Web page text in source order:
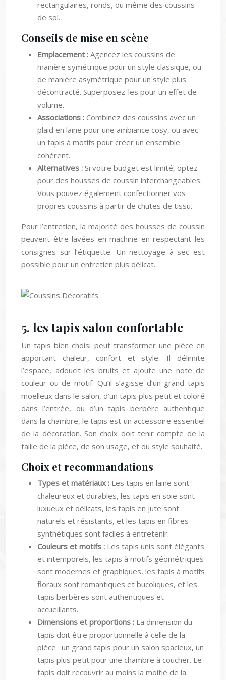
de sol.
manière symétrique pour un style classique, ou
de manière asymétrique pour un style plus
décontracté. Superposez-les pour un effet de
volume.
Associations :
plaid en laine pour une ambiance cosy, ou avec
un tapis à motifs pour créer un ensemble
cohérent.
Alternatives :
pour des housses de coussin interchangeables.
Vous pouvez également confectionner vos
propres coussins à partir de chutes de tissu.
peuvent être lavées en machine en respectant les
consignes sur l’étiquette. Un nettoyage à sec est
possible pour un entretien plus délicat.
5. les tapis salon confortable
Un tapis bien choisi peut transformer une pièce en
apportant chaleur, confort et style. Il délimite
l’espace, adoucit les bruits et ajoute une note de
couleur ou de motif. Qu’il s’agisse d’un grand tapis
moelleux dans le salon, d’un tapis plus petit et coloré
dans l’entrée, ou d’un tapis berbère authentique
dans la chambre, le tapis est un accessoire essentiel
de la décoration. Son choix doit tenir compte de la
taille de la pièce, de son usage, et du style souhaité.
chaleureux et durables, les tapis en soie sont
luxueux et délicats, les tapis en jute sont
naturels et résistants, et les tapis en fibres
synthétiques sont faciles à entretenir.
Couleurs et motifs :Les tapis unis sont élégants
et intemporels, les tapis à motifs géométriques
sont modernes et graphiques, les tapis à motifs
floraux sont romantiques et bucoliques, et les
tapis berbères sont authentiques et
accueillants.
Dimensions et proportions :
tapis doit être proportionnelle à celle de la
pièce : un grand tapis pour un salon spacieux, un
tapis plus petit pour une chambre à coucher. Le
tapis doit recouvrir au moins la moitié de la
surface de la pièce.